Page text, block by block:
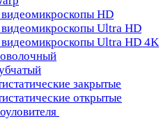
HD
Ultra HD
Ultra HD 4K
закрытые
открытые